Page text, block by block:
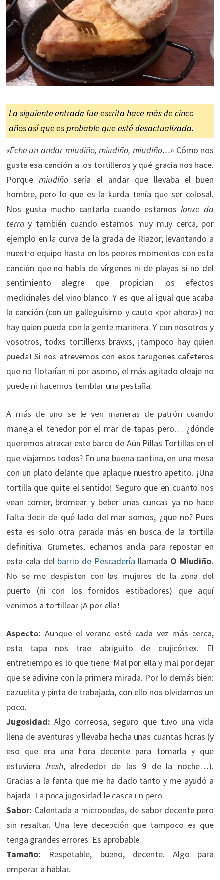
La siguiente entrada fue escrita hace más de cinco
años así que es probable que esté desactualizada.
«Éche un andar miudiño, miudiño, miudiño…» Cómo nos
gusta esa canción a los tortilleros y qué gracia nos hace.
Porque miudiñosería el andar que llevaba el buen
hombre, pero lo que es la kurda tenía que ser colosal.
Nos gusta mucho cantarla cuando estamos lonxe da
terra y también cuando estamos muy muy cerca, por
ejemplo en la curva de la grada de Riazor, levantando a
nuestro equipo hasta en los peores momentos con esta
canción que no habla de vírgenes ni de playas si no del
sentimiento alegre que propician los efectos
medicinales del vino blanco. Y es que al igual que acaba
la canción (con un galleguísimo y cauto «por ahora») no
hay quien pueda con la gente marinera. Y con nosotros y
vosotros, todxs tortillerxs bravxs, ¡tampoco hay quien
pueda! Si nos atrevemos con esos tarugones cafeteros
que no flotarían ni por asomo, el más agitado oleaje no
puede ni hacernos temblar una pestaña.
A más de uno se le ven maneras de patrón cuando
maneja el tenedor por el mar de tapas pero… ¿dónde
queremos atracar este barco de Aún Pillas Tortillas en el
que viajamos todos? En una buena cantina, en una mesa
con un plato delante que aplaque nuestro apetito. ¡Una
tortilla que quite el sentido! Seguro que en cuanto nos
vean comer, bromear y beber unas cuncas ya no hace
falta decir de qué lado del mar somos, ¿que no? Pues
esta es solo otra parada más en busca de la tortilla
definitiva. Grumetes, echamos ancla para repostar en
esta cala del barrio de Pescadería llamada O Miudiño.
No se me despisten con las mujeres de la zona del
puerto (ni con los fornidos estibadores) que aquí
venimos a tortillear ¡A por ella!
Aspecto: Aunque el verano esté cada vez más cerca,
esta tapa nos trae abriguito de crujicórtex. El
entretiempo es lo que tiene. Mal por ella y mal por dejar
que se adivine con la primera mirada. Por lo demás bien:
cazuelita y pinta de trabajada, con ello nos olvidamos un
poco.
Jugosidad: Algo correosa, seguro que tuvo una vida
llena de aventuras y llevaba hecha unas cuantas horas (y
eso que era una hora decente para tomarla y que
estuviera fresh, alrededor de las 9 de la noche…).
Gracias a la fanta que me ha dado tanto y me ayudó a
bajarla. La poca jugosidad le casca un pero.
Sabor: Calentada a microondas, de sabor decente pero
sin resaltar. Una leve decepción que tampoco es que
tenga grandes errores. Es aprobable.
Tamaño: Respetable, bueno, decente. Algo para
empezar a hablar.